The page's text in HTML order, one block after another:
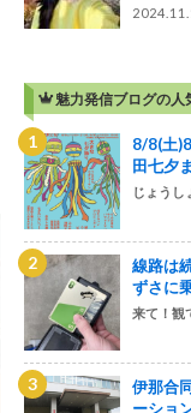
魅力発信ブログの人
8/8(土
田七夕
じょうし
線路は
ずさに
来て！観
伊那合
ーショ